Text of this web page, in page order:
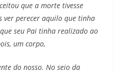
que a morte tivesse
ver perecer aquilo que tinha
seu Pai tinha realizado ao
um corpo,
do nosso. No seio da